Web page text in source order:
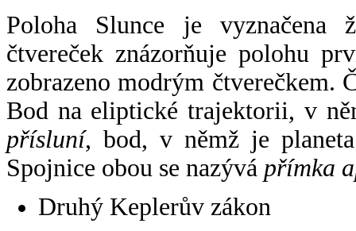
Poloha Slunce je vyznačena
čtvereček znázorňuje polohu
zobrazeno modrým čtverečkem.
Bod na eliptické trajektorii, v
přísluní, bod, v němž je
Spojnice obou se nazývá přímka
Druhý Keplerův zákon